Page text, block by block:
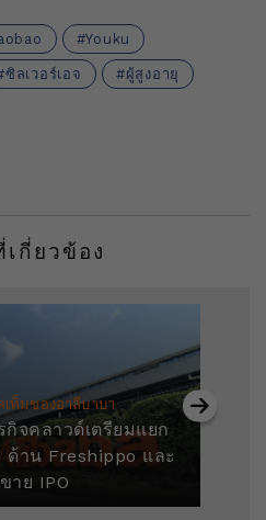
Youku
ซิลเวอร์เอจ ผู้สูงอายุ
กี่ยวข้อง
เท็มของอาลีบาบา
จคลาวด์เตรียมแยก
ด้าน Freshippo และ
าย IPO